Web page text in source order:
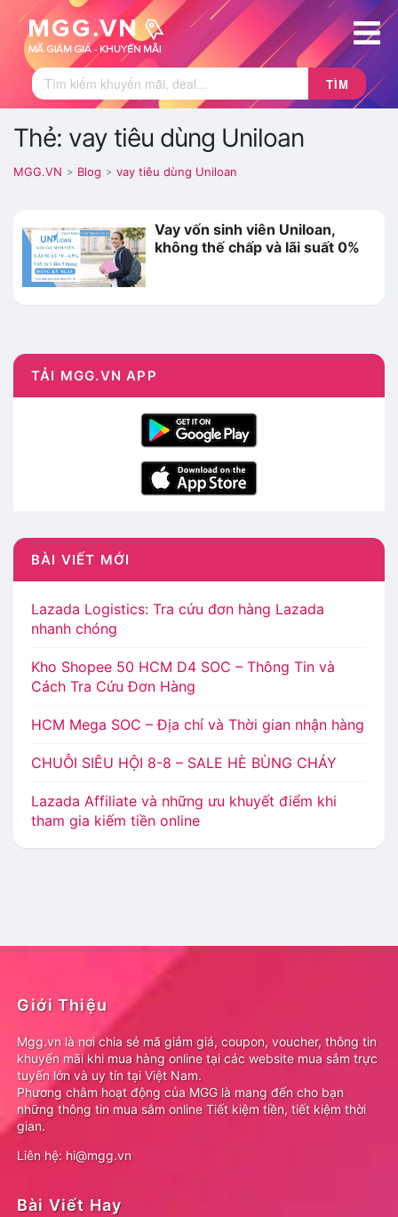
TÌM
Thẻ: vay tiêu dùng Uniloan
MGG.VN > Blog > vay tiêu dùng Uniloan
Vay vốn sinh viên Uniloan,
không thế chấp và lãi suất 0%
TẢI MGG.VN APP
BÀI VIẾT MỚI
Lazada Logistics: Tra cứu đơn hàng Lazada
nhanh chóng
Kho Shopee 50 HCM D4 SOC – Thông Tin và
Cách Tra Cứu Đơn Hàng
HCM Mega SOC – Địa chỉ và Thời gian nhận hàng
CHUỖI SIÊU HỘI 8-8 – SALE HÈ BÙNG CHÁY
Lazada Affiliate và những ưu khuyết điểm khi
tham gia kiếm tiền online
Giới Thiệu
Mgg.vn là nơi chia sẻ mã giảm giá, coupon, voucher, thông tin
khuyến mãi khi mua hàng online tại các website mua sắm trực
tuyến lớn và uy tín tại Việt Nam.
Phương châm hoạt động của MGG là mang đến cho bạn
những thông tin mua sắm online Tiết kiệm tiền, tiết kiệm thời
gian.
Liên hệ: hi@mgg.vn
Bài Viết Hay